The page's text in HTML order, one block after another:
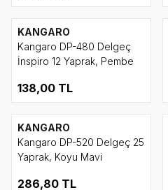
KANGARO
Kangaro DP-480 Delgeç
İnspiro 12 Yaprak, Pembe
138,00 TL
KANGARO
Kangaro DP-520 Delgeç 25
Yaprak, Koyu Mavi
286,80 TL